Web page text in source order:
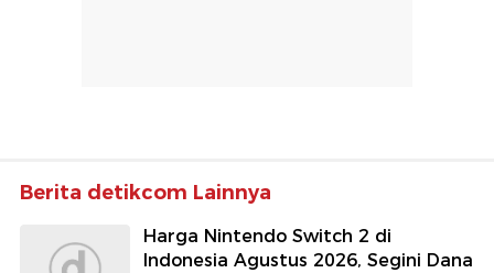
Berita detikcom Lainnya
Harga Nintendo Switch 2 di
Indonesia Agustus 2026, Segini Dana